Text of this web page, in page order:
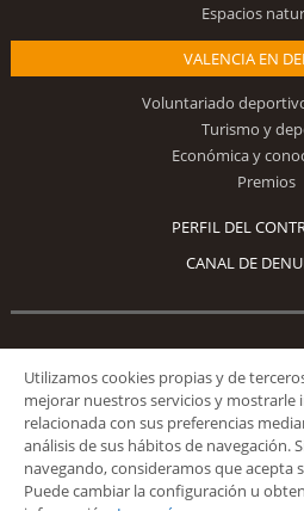
Espacios
VALENCIA EN
Voluntariado
Turismo y
Económica y
Premios
PERFIL DEL
CANAL DE
© 2026 Fundación Deportiva Municipal
Utilizamos cookies propias y de
mejorar nuestros servicios y mostrarle
relacionada con sus preferencias
análisis de sus hábitos de navegación.
navegando, consideramos que acepta
Puede cambiar la configuración u